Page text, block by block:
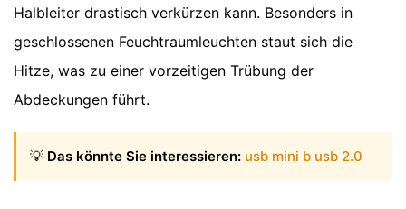
Halbleiter drastisch verkürzen kann. Besonders in
geschlossenen Feuchtraumleuchten staut sich die
Hitze, was zu einer vorzeitigen Trübung der
Abdeckungen führt.
💡 Das könnte Sie interessieren: usb mini b usb 2.0